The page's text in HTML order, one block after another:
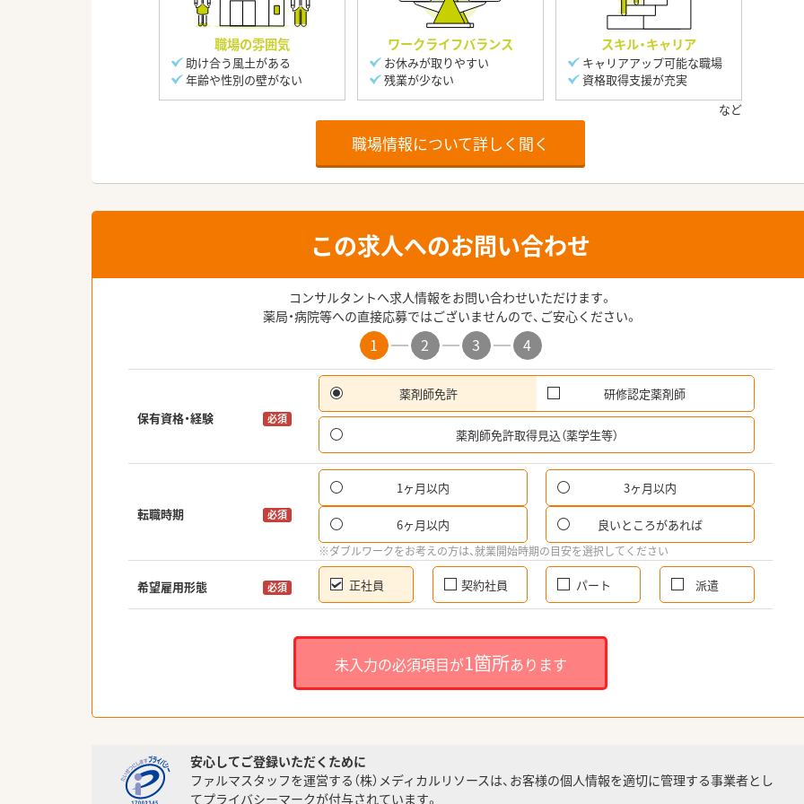
職場の雰囲気
助け合う風土がある
年齢や性別の壁がない
ワークライフバランス
お休みが取りやすい
残業が少ない
スキル・キャリア
キャリアアップ可能な職場
資格取得支援が充実
職場情報について詳しく聞く
この求人へのお問い合わせ
コンサルタントへ求人情報をお問い合わせいただけます。
薬局・病院等への直接応募ではございませんので、ご安心ください。
1 2 3 4
保有資格・経験 必須
薬剤師免許 研修認定薬剤師
薬剤師免許取得見込（薬学生等）
転職時期 必須
1ヶ月以内 3ヶ月以内
6ヶ月以内 良いところがあれば
※ダブルワークをお考えの方は、就業開始時期の目安を選択してください
希望雇用形態 必須 正社員 契約社員 パート 派遣
未入力の必須項目が1箇所あります
安心してご登録いただくために
ファルマスタッフを運営する（株）メディカルリソースは、お客様の個人情報を適切に管理する事業者とし
てプライバシーマークが付与されています。